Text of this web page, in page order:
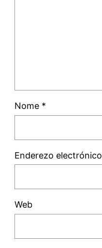
Nome *
Enderezo electrónico
Web